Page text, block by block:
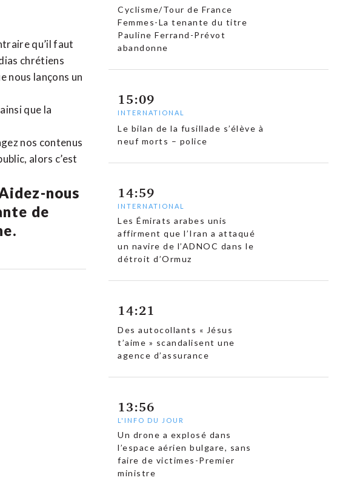
qu’il faut
chrétiens
nous lançons un
que la
nos contenus
alors c’est
nous
de
Cyclisme/Tour de France
Femmes-La tenante du titre
Pauline Ferrand-Prévot
abandonne
15:09
INTERNATIONAL
Le bilan de la fusillade s’élève à
neuf morts – police
14:59
INTERNATIONAL
Les Émirats arabes unis
affirment que l’Iran a attaqué
un navire de l’ADNOC dans le
détroit d’Ormuz
14:21
Des autocollants « Jésus
t’aime » scandalisent une
agence d’assurance
13:56
L'INFO DU JOUR
Un drone a explosé dans
l’espace aérien bulgare, sans
faire de victimes-Premier
ministre